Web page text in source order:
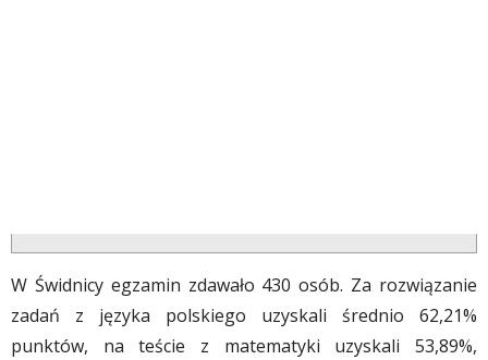
W Świdnicy egzamin zdawało 430 osób. Za rozwiązanie
zadań z języka polskiego uzyskali średnio 62,21%
punktów, na teście z matematyki uzyskali 53,89%,